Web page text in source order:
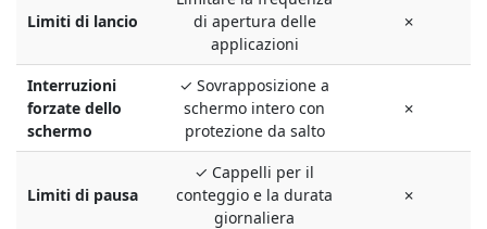
Limiti di lancio
di apertura delle
applicazioni
✗
Interruzioni
forzate dello
schermo
✓ Sovrapposizione a
schermo intero con
protezione da salto
✗
Limiti di pausa
✓ Cappelli per il
conteggio e la durata
giornaliera
✗